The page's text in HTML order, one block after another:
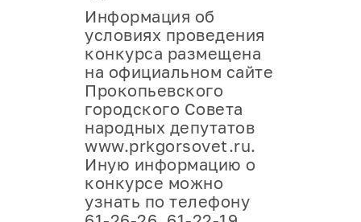
Информация об
условиях проведения
конкурса размещена
на официальном сайте
Прокопьевского
городского Совета
народных депутатов
www.prkgorsovet.ru.
Иную информацию о
конкурсе можно
узнать по телефону